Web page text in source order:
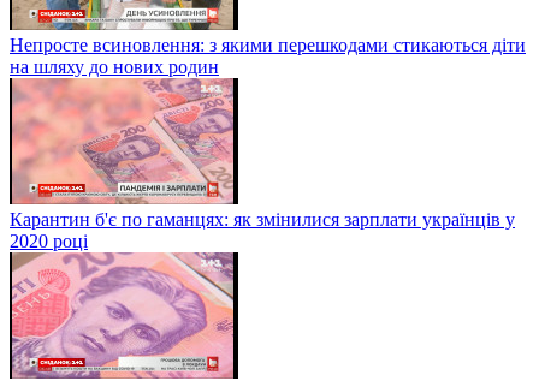
Непросте всиновлення: з якими перешкодами стикаються діти
на шляху до нових родин
Карантин б'є по гаманцях: як змінилися зарплати українців у
2020 році